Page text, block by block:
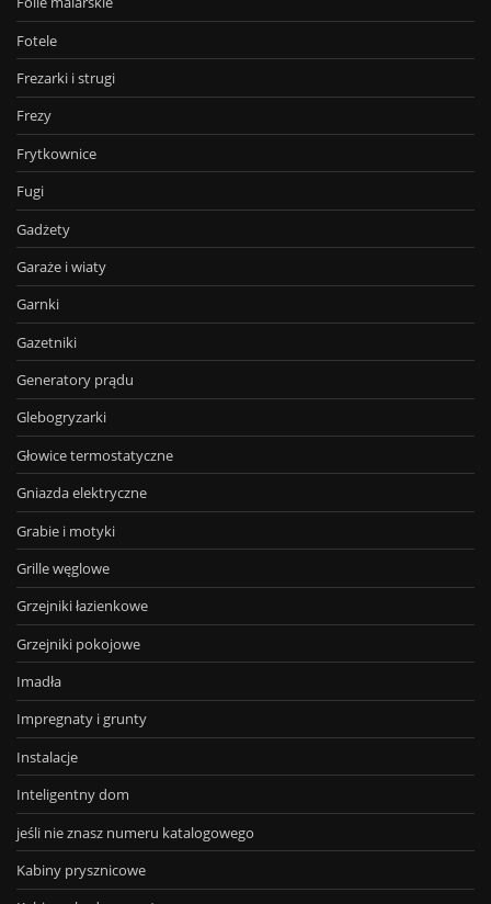
Fotele
Frezarki i strugi
Frezy
Frytkownice
Fugi
Gadżety
Garaże i wiaty
Garnki
Gazetniki
Generatory prądu
Glebogryzarki
Głowice termostatyczne
Gniazda elektryczne
Grabie i motyki
Grille węglowe
Grzejniki łazienkowe
Grzejniki pokojowe
Imadła
Impregnaty i grunty
Instalacje
Inteligentny dom
jeśli nie znasz numeru katalogowego
Kabiny prysznicowe